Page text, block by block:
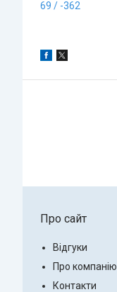
69 / -362
Про сайт
Відгуки
Про компанію
Контакти